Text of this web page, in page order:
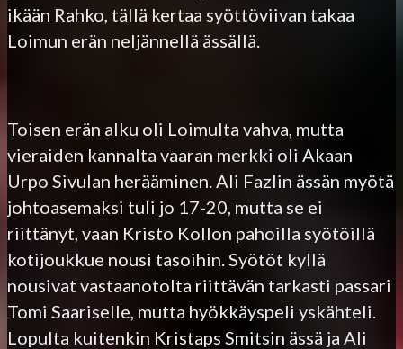
ikään Rahko, tällä kertaa syöttöviivan takaa
Loimun erän neljännellä ässällä.
Toisen erän alku oli Loimulta vahva, mutta
vieraiden kannalta vaaran merkki oli Akaan
Urpo Sivulan herääminen. Ali Fazlin ässän myötä
johtoasemaksi tuli jo 17-20, mutta se ei
riittänyt, vaan Kristo Kollon pahoilla syötöillä
kotijoukkue nousi tasoihin. Syötöt kyllä
nousivat vastaanotolta riittävän tarkasti passari
Tomi Saariselle, mutta hyökkäyspeli yskähteli.
Lopulta kuitenkin Kristaps Smitsin ässä ja Ali